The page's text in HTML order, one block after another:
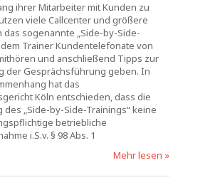
ihrer Mitarbeiter mit Kunden zu
viele Callcenter und größere
sogenannte „Side-by-Side-
dem Trainer Kundentelefonate von
und anschließend Tipps zur
der Gesprächsführung geben. In
hat das
Köln entschieden, dass die
„Side-by-Side-Trainings“ keine
betriebliche
i.S.v. § 98 Abs. 1
Mehr lesen »